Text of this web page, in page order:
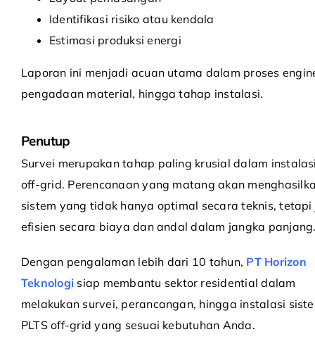
Identifikasi risiko atau kendala
Estimasi produksi energi
Laporan ini menjadi acuan utama dalam proses
pengadaan material, hingga tahap instalasi.
Penutup
Survei merupakan tahap paling krusial dalam
off-grid. Perencanaan yang matang akan
sistem yang tidak hanya optimal secara teknis, tetapi
efisien secara biaya dan andal dalam jangka
Dengan pengalaman lebih dari 10 tahun, PT Horizon
Teknologi siap membantu sektor residential dalam
melakukan survei, perancangan, hingga instalasi
PLTS off-grid yang sesuai kebutuhan Anda.